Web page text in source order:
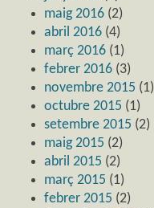
maig 2016 (2)
abril 2016 (4)
març 2016 (1)
febrer 2016 (3)
novembre 2015 (1)
octubre 2015 (1)
setembre 2015 (2)
maig 2015 (2)
abril 2015 (2)
març 2015 (1)
febrer 2015 (2)